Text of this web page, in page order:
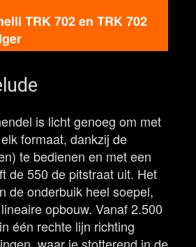
TRK 702 en TRK 702
is licht genoeg om met
formaat, dankzij de
te bedienen en met een
de 550 de pitstraat uit. Het
de onderbuik heel soepel,
opbouw. Vanaf 2.500
één rechte lijn richting